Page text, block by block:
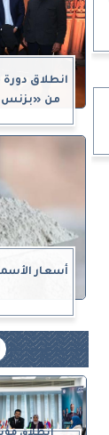
انطلاق دورة
من «بزنس
انطلاق